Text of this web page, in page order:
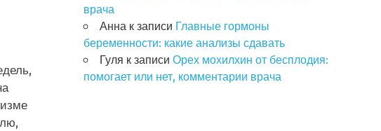
врача
Анна к записи Главные гормоны
беременности: какие анализы сдавать
Гуля к записи Орех мохилхин от бесплодия:
помогает или нет, комментарии врача